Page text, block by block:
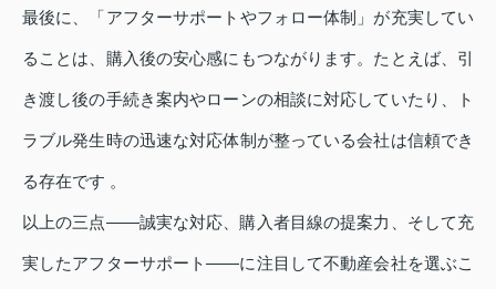
最後に、「アフターサポートやフォロー体制」が充実してい
ることは、購入後の安心感にもつながります。たとえば、引
き渡し後の手続き案内やローンの相談に対応していたり、ト
ラブル発生時の迅速な対応体制が整っている会社は信頼でき
る存在です 。
以上の三点――誠実な対応、購入者目線の提案力、そして充
実したアフターサポート――に注目して不動産会社を選ぶこ